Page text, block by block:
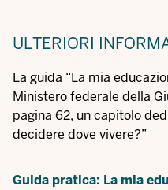
ULTERIORI
La guida “La mia
Ministero federale della
pagina 62, un capitolo
decidere dove vivere?”
Guida pratica: La mia